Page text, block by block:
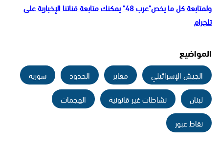
ولمتابعة كل ما يخص"عرب 48" يمكنك متابعة قناتنا الإخبارية على
تلجرام
المواضيع
الجيش الإسرائيلي معابر الحدود
سورية
لبنان
نشاطات غير قانونية
الهجمات
نقاط عبور